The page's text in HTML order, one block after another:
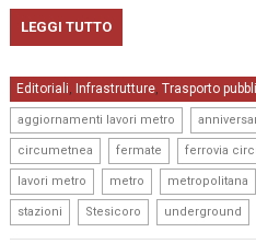
LEGGI TUTTO
Editoriali, Infrastrutture,Trasporto
aggiornamenti lavori metro
circumetnea fermate ferrovia
lavori metro metro metropolitana
stazioni Stesicoro underground